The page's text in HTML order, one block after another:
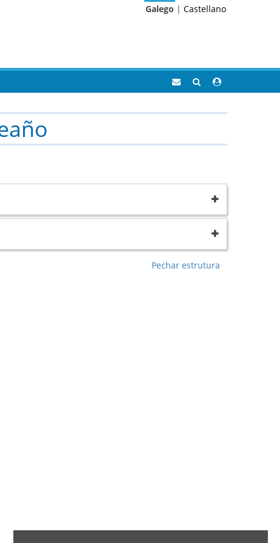
Galego | Castellano
Correo
Eidolocal
BuscarAcceso
área
privada
Pechar estrutura